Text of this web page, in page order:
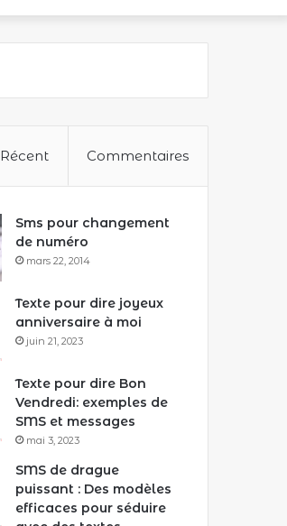
Récent Commentaires
Sms pour changement
de numéro
mars 22, 2014
Texte pour dire joyeux
anniversaire à moi
juin 21, 2023
Texte pour dire Bon
Vendredi: exemples de
SMS et messages
mai 3, 2023
SMS de drague
puissant : Des modèles
efficaces pour séduire